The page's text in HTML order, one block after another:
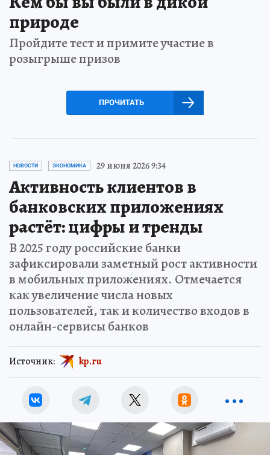
природе
Пройдите тест и примите участие в
розыгрыше призов
ПРОЧИТАТЬ
НОВОСТИ ЭКОНОМИКА 29 июня 2026 9:34
Активность клиентов в
банковских приложениях
растёт: цифры и тренды
В 2025 году российские банки
зафиксировали заметный рост активности
в мобильных приложениях. Отмечается
как увеличение числа новых
пользователей, так и количество входов в
онлайн-сервисы банков
Источник: kp.ru